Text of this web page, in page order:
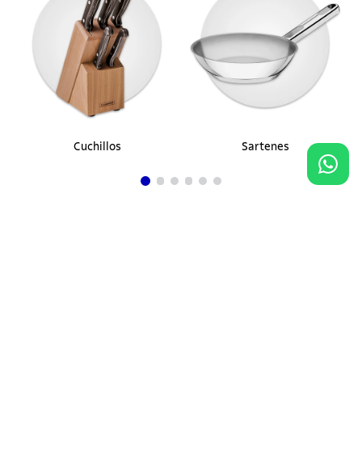
Cuchillos Sartenes